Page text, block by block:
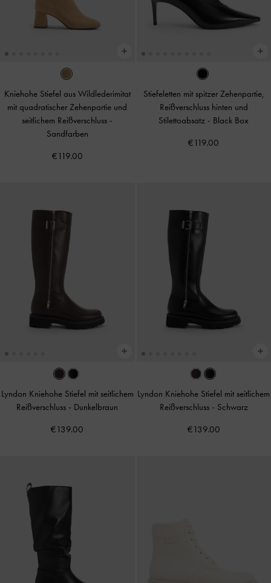
Kniehohe Stiefel aus Wildlederimitat
mit quadratischer Zehenpartie und
seitlichem Reißverschluss -
Sandfarben
€119.00
Stiefeletten mit spitzer Zehenpartie,
Reißverschluss hinten und
Stilettoabsatz - Black Box
€119.00
Lyndon Kniehohe Stiefel mit seitlichem
Reißverschluss - Dunkelbraun
€139.00
Lyndon Kniehohe Stiefel mit seitlichem
Reißverschluss - Schwarz
€139.00